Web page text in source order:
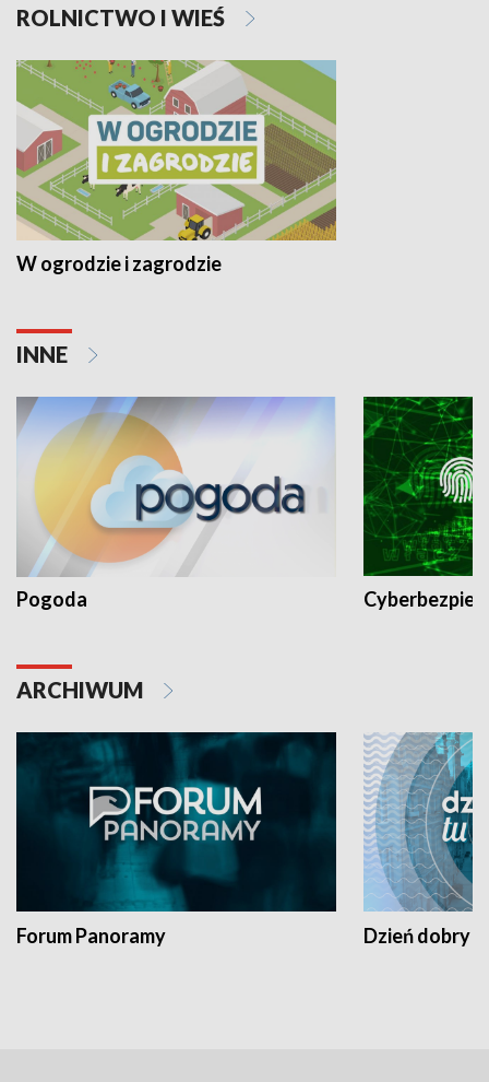
ROLNICTWO I WIEŚ
W ogrodzie i zagrodzie
INNE
Pogoda
ARCHIWUM
Forum Panoramy Dzień dobry